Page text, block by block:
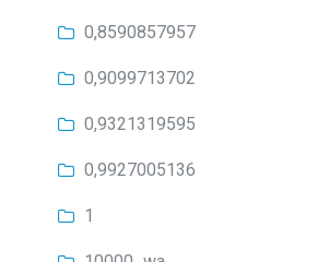
0,8590857957
0,9099713702
0,9321319595
0,9927005136
1